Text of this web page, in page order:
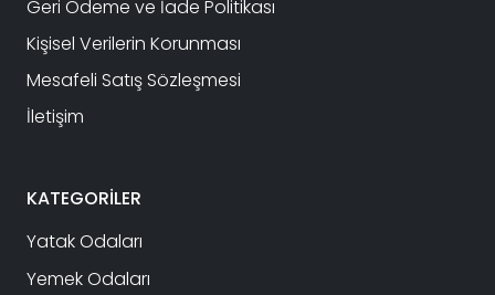
Geri Ödeme ve İade Politikası
Kişisel Verilerin Korunması
Mesafeli Satış Sözleşmesi
İletişim
KATEGORİLER
Yatak Odaları
Yemek Odaları